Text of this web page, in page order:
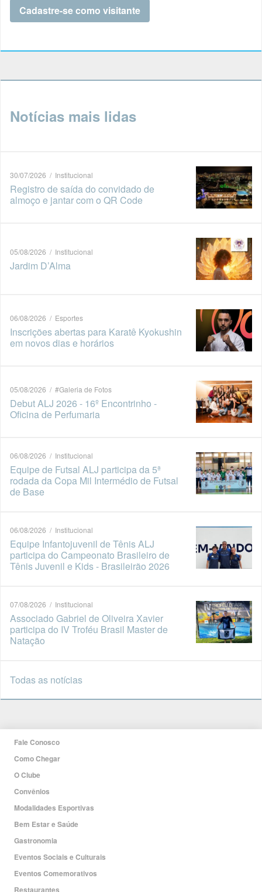
Cadastre-se como visitante
Notícias mais lidas
30/07/2026 / Institucional
Registro de saída do convidado de
almoço e jantar com o QR Code
05/08/2026 / Institucional
Jardim D’Alma
06/08/2026 / Esportes
Inscrições abertas para Karatê Kyokushin
em novos dias e horários
05/08/2026 / #Galeria de Fotos
Debut ALJ 2026 - 16º Encontrinho -
Oficina de Perfumaria
06/08/2026 / Institucional
Equipe de Futsal ALJ participa da 5ª
rodada da Copa Mil Intermédio de Futsal
de Base
06/08/2026 / Institucional
Equipe Infantojuvenil de Tênis ALJ
participa do Campeonato Brasileiro de
Tênis Juvenil e Kids - Brasileirão 2026
07/08/2026 / Institucional
Associado Gabriel de Oliveira Xavier
participa do IV Troféu Brasil Master de
Natação
Todas as notícias
Fale Conosco
Como Chegar
O Clube
Convênios
Modalidades Esportivas
Bem Estar e Saúde
Gastronomia
Eventos Sociais e Culturais
Eventos Comemorativos
Restaurantes